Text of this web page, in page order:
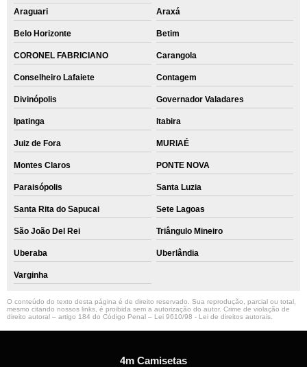
Araguari
Araxá
Belo Horizonte Betim
CORONEL FABRICIANO Carangola
Conselheiro Lafaiete Contagem
Divinópolis Governador Valadares
Ipatinga Itabira
Juiz de Fora MURIAÉ
Montes Claros PONTE NOVA
Paraisópolis Santa Luzia
Santa Rita do Sapucai Sete Lagoas
São João Del Rei Triângulo Mineiro
Uberaba Uberlândia
Varginha
O conteúdo do texto desta página é de direito reservado. Sua reprodução, parcial ou total,
mesmo citando nossos links, é proibida sem a autorização do autor. Crime de violação de
direito autoral – artigo 184 do Código Penal – Lei 9610/98 - Lei de direitos autorais
4m Camisetas